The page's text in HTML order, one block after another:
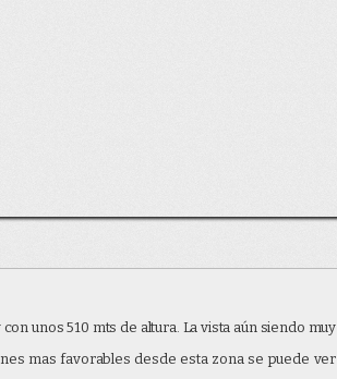
unos 510 mts de altura. La vista aún siendo muy
mas favorables desde esta zona se puede ver
ó vídeos con los que esta imagen comparte
panoramicas hugin
paisajes